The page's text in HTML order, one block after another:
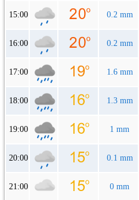
15:00 0.2 mm
16:00 0.2 mm
17:00 1.6 mm
18:00 1.3 mm
19:00 1 mm
20:00 0.1 mm
21:00 0 mm